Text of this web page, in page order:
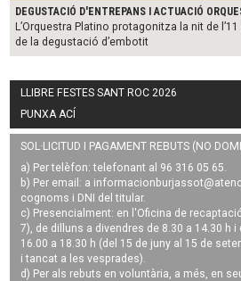
DEGUSTACIÓ D'ENTREPANS I ACTUACIÓ
L’Orquestra Platino protagonitza la nit de
de la degustació d’embotit
LLIBRE FESTES SANT ROC 2026
PUNXA ACÍ
SOL·LICITUD I PAGAMENT REBUTS (NO
a) Per telèfon: telefonant al 96 316 05 65.
b) Per email: a
cognoms i DNI del titular.
c) Presencialment: en l'Oficina de
7), de dilluns a divendres de 8.30 a 14.30 h
16.00 a 18.30 h (del 15 de juny al 15 de
i tancat a les vesprades).
d) Per als rebuts en voluntària, a més, en